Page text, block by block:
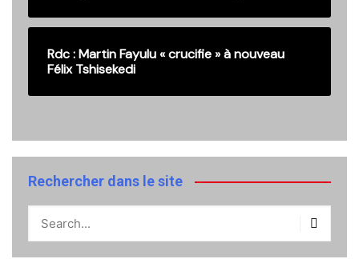
Rdc : Martin Fayulu « crucifie » à nouveau
Félix Tshisekedi
Rechercher dans le site